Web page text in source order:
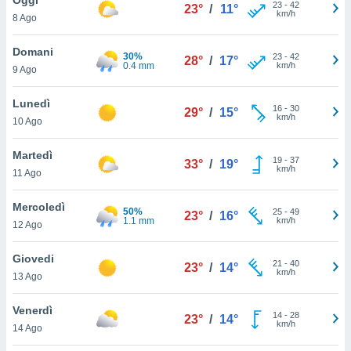
è
al sito
di
ci
di
il
un
la
nella
8 Ago
23° / 11° 23- 42
km/h
Domani
9 Ago
30%
0.4 mm
28° / 17° 23- 42
km/h
Lunedì
10 Ago
29° / 15° 16- 30
km/h
Martedì
11 Ago
33° / 19° 19- 37
km/h
Mercoledì
12 Ago
50%
1.1 mm
23° / 16° 25- 49
km/h
Giovedi
13 Ago
23° / 14° 21 - 40
km/h
Venerdì
14 Ago
23° / 14° 14- 28
km/h